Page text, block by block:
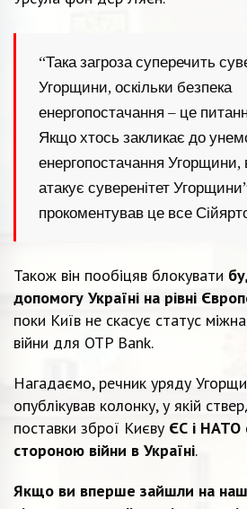
“Така загроза суперечить
Угорщини, оскільки безпека
енергопостачання – це
Якщо хтось закликає до
енергопостачання Угорщини,
атакує суверенітет
прокоментував це все
Також він пообіцяв блокувати
допомогу Україні на рівні
поки Київ не скасує статус
війни для OTP Bank.
Нагадаємо, речник уряду
опублікував колонку, у якій
поставки зброї Києву ЄС і НАТО
стороною війни в Україні.
Якщо ви вперше зайшли на наш